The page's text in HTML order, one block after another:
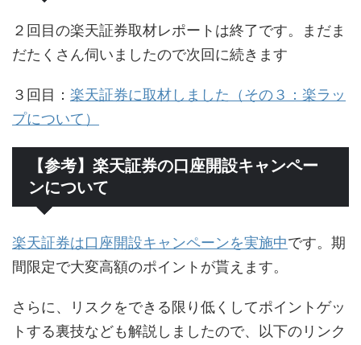
２回目の楽天証券取材レポートは終了です。まだま
だたくさん伺いましたので次回に続きます
３回目： 楽天証券に取材しました（その３：楽ラッ
プについて）
【参考】楽天証券の口座開設キャンペー
ンについて
楽天証券は口座開設キャンペーンを実施中です。期
間限定で大変高額のポイントが貰えます。
さらに、リスクをできる限り低くしてポイントゲッ
トする裏技なども解説しましたので、以下のリンク